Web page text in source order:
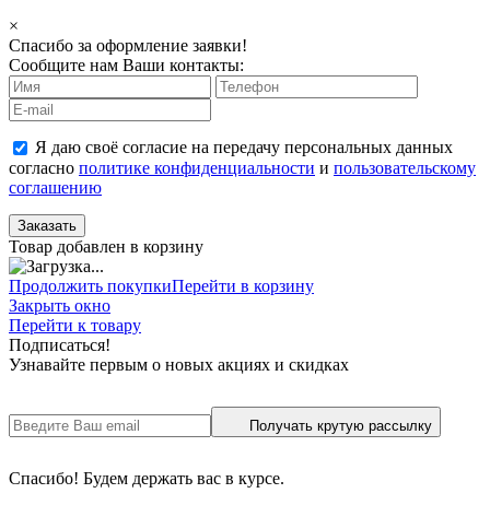
×
Спасибо за оформление заявки!
Сообщите нам Ваши контакты:
Я даю своё согласие на передачу персональных данных
согласно политике конфиденциальности и пользовательскому
соглашению
Заказать
Товар добавлен в корзину
Продолжить покупкиПерейти в корзину
Закрыть окно
Перейти к товару
Подписаться!
Узнавайте первым о новых акциях и скидках
Получать крутую рассылку
Спасибо! Будем держать вас в курсе.